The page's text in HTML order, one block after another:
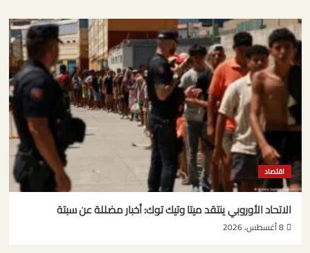
اقتصاد
الاتحاد الأوروبي ينتقد ميتا وتيك توك: أخبار مضللة عن سبتة
8 أغسطس، 2026